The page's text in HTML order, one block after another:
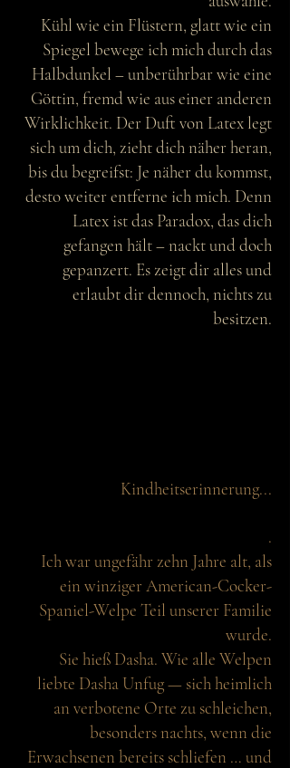
Kühl wie ein Flüstern, glatt wie ein
Spiegel bewege ich mich durch das
Halbdunkel – unberührbar wie eine
Göttin, fremd wie aus einer anderen
Wirklichkeit. Der Duft von Latex legt
sich um dich, zieht dich näher heran,
bis du begreifst: Je näher du kommst,
desto weiter entferne ich mich. Denn
Latex ist das Paradox, das dich
gefangen hält – nackt und doch
gepanzert. Es zeigt dir alles und
erlaubt dir dennoch, nichts zu
besitzen.
Kindheitserinnerung...
.
Ich war ungefähr zehn Jahre alt, als
ein winziger American-Cocker-
Spaniel-Welpe Teil unserer Familie
wurde.
Sie hieß Dasha. Wie alle Welpen
liebte Dasha Unfug — sich heimlich
an verbotene Orte zu schleichen,
besonders nachts, wenn die
Erwachsenen bereits schliefen … und